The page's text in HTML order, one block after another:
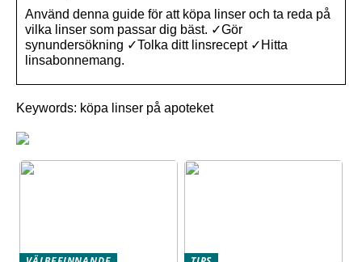
Använd denna guide för att köpa linser och ta reda på
vilka linser som passar dig bäst. ✓Gör
synundersökning ✓Tolka ditt linsrecept ✓Hitta
linsabonnemang.
Keywords: köpa linser på apoteket